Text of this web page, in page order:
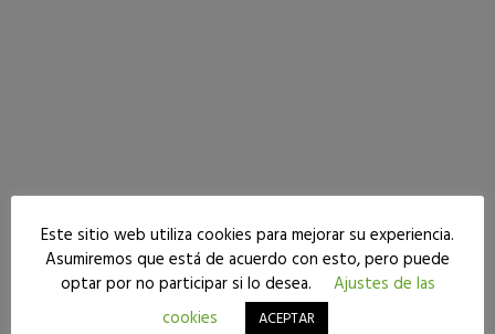
Seguir leyendo
Este sitio web utiliza cookies para mejorar su experiencia.
Asumiremos que está de acuerdo con esto, pero puede
optar por no participar si lo desea.
Ajustes de las
cookies
ACEPTAR